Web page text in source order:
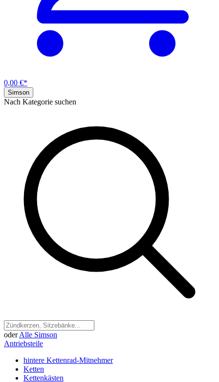
0,00 €*
Simson
Nach Kategorie suchen
oder Alle Simson
Antriebsteile
hintere Kettenrad-Mitnehmer
Ketten
Kettenkästen